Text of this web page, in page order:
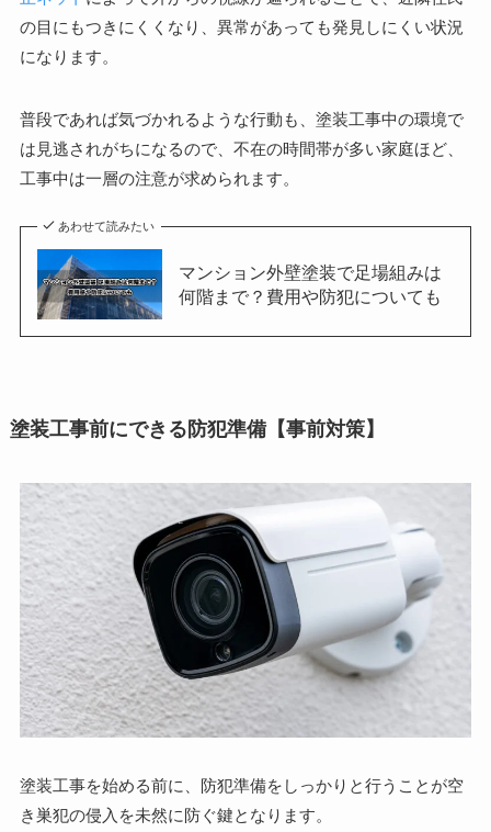
の目にもつきにくくなり、異常があっても発見しにくい状況
になります。
普段であれば気づかれるような行動も、塗装工事中の環境で
は見逃されがちになるので、不在の時間帯が多い家庭ほど、
工事中は一層の注意が求められます。
あわせて読みたい
マンション外壁塗装で足場組みは
何階まで？費用や防犯についても
塗装工事前にできる防犯準備【事前対策】
塗装工事を始める前に、防犯準備をしっかりと行うことが空
き巣犯の侵入を未然に防ぐ鍵となります。